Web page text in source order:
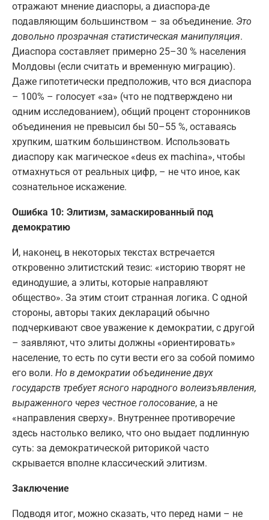
отражают мнение диаспоры, а диаспора-де
подавляющим большинством – за объединение. Это
довольно прозрачная статистическая манипуляция.
Диаспора составляет примерно 25–30 % населения
Молдовы (если считать и временную миграцию).
Даже гипотетически предположив, что вся диаспора
– 100% – голосует «за» (что не подтверждено ни
одним исследованием), общий процент сторонников
объединения не превысил бы 50–55 %, оставаясь
хрупким, шатким большинством. Использовать
диаспору как магическое «deus ex machina», чтобы
отмахнуться от реальных цифр, – не что иное, как
сознательное искажение.
Ошибка 10: Элитизм, замаскированный под
демократию
И, наконец, в некоторых текстах встречается
откровенно элитистский тезис: «историю творят не
единодушие, а элиты, которые направляют
общество». За этим стоит странная логика. С одной
стороны, авторы таких деклараций обычно
подчеркивают свое уважение к демократии, с другой
– заявляют, что элиты должны «ориентировать»
население, то есть по сути вести его за собой помимо
его воли. Но в демократии объединение двух
государств требует ясного народного волеизъявления,
выраженного через честное голосование, а не
«направления сверху». Внутреннее противоречие
здесь настолько велико, что оно выдает подлинную
суть: за демократической риторикой часто
скрывается вполне классический элитизм.
Заключение
Подводя итог, можно сказать, что перед нами – не